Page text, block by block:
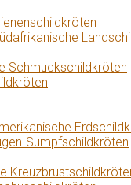
Schmuckschildkröten
Sumpfschildkröten